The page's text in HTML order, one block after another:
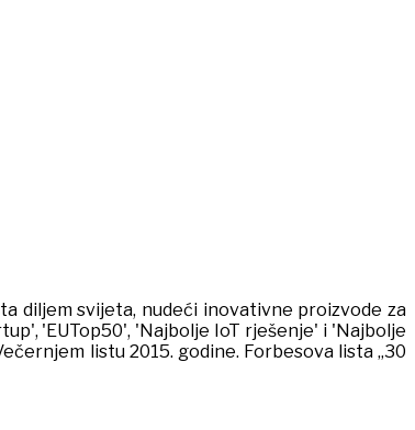
diljem svijeta, nudeći inovativne proizvode za
'EUTop50', 'Najbolje IoT rješenje' i 'Najbolje
listu 2015. godine. Forbesova lista „30